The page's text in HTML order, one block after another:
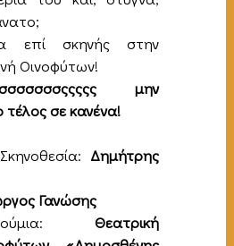
επί σκηνής στην
Οινοφύτων!
μην
τέλος σε κανένα!
Δημήτρης
Γανώσης
Θεατρική